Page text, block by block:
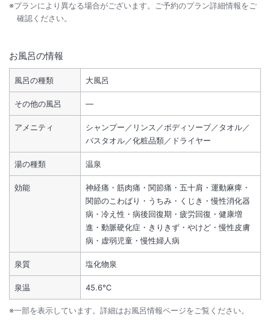
※プランにより異なる場合がございます。ご予約のプラン詳細情報をご
確認ください。
お風呂の情報
風呂の種類 大風呂
その他の風呂 ―
アメニティ
シャンプー／リンス／ボディソープ／タオル／
バスタオル／化粧品類／ドライヤー
湯の種類 温泉
効能
神経痛・筋肉痛・関節痛・五十肩・運動麻痺・
関節のこわばり・うちみ・くじき・慢性消化器
病・冷え性・病後回復期・疲労回復・健康増
進・動脈硬化症・きりきず・やけど・慢性皮膚
病・虚弱児童・慢性婦人病
泉質 塩化物泉
泉温 45.6℃
※一部を表示しています。詳細はお風呂情報ページをご覧ください。